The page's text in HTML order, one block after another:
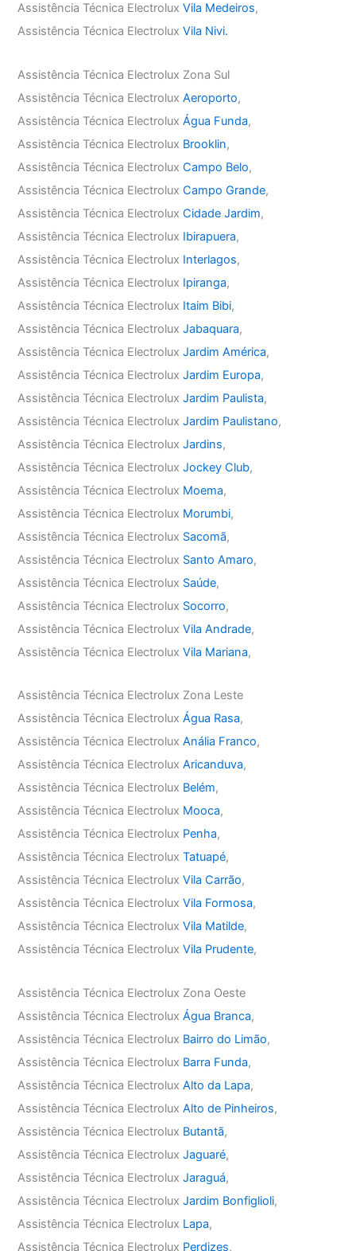
Assistência Técnica ElectroluxVila Medeiros,
Assistência Técnica ElectroluxVila Nivi.
Assistência Técnica Electrolux Zona Sul
Assistência Técnica ElectroluxAeroporto,
Assistência Técnica ElectroluxÁgua Funda,
Assistência Técnica Electrolux Brooklin,
Assistência Técnica ElectroluxCampo Belo,
Assistência Técnica ElectroluxCampo Grande,
Assistência Técnica ElectroluxCidade Jardim,
Assistência Técnica Electrolux Ibirapuera,
Assistência Técnica Electrolux Interlagos,
Assistência Técnica Electrolux Ipiranga,
Assistência Técnica Electrolux Itaim Bibi,
Assistência Técnica ElectroluxJabaquara,
Assistência Técnica ElectroluxJardim América,
Assistência Técnica ElectroluxJardim Europa,
Assistência Técnica ElectroluxJardim Paulista,
Assistência Técnica ElectroluxJardim Paulistano,
Assistência Técnica ElectroluxJardins,
Assistência Técnica ElectroluxJockey Club,
Assistência Técnica Electrolux Moema,
Assistência Técnica Electrolux Morumbi,
Assistência Técnica Electrolux Sacomã,
Assistência Técnica Electrolux Santo Amaro,
Assistência Técnica Electrolux Saúde,
Assistência Técnica Electrolux Socorro,
Assistência Técnica ElectroluxVila Andrade,
Assistência Técnica ElectroluxVila Mariana,
Assistência Técnica Electrolux Zona Leste
Assistência Técnica ElectroluxÁgua Rasa,
Assistência Técnica ElectroluxAnália Franco,
Assistência Técnica ElectroluxAricanduva,
Assistência Técnica Electrolux Belém,
Assistência Técnica Electrolux Mooca,
Assistência Técnica Electrolux Penha,
Assistência Técnica ElectroluxTatuapé,
Assistência Técnica ElectroluxVila Carrão,
Assistência Técnica ElectroluxVila Formosa,
Assistência Técnica ElectroluxVila Matilde,
Assistência Técnica ElectroluxVila Prudente,
Assistência Técnica Electrolux Zona Oeste
Assistência Técnica ElectroluxÁgua Branca,
Assistência Técnica Electrolux Bairro do Limão,
Assistência Técnica Electrolux Barra Funda,
Assistência Técnica ElectroluxAlto da Lapa,
Assistência Técnica ElectroluxAlto de Pinheiros,
Assistência Técnica Electrolux Butantã,
Assistência Técnica ElectroluxJaguaré,
Assistência Técnica ElectroluxJaraguá,
Assistência Técnica ElectroluxJardim Bonfiglioli,
Assistência Técnica Electrolux Lapa,
Assistência Técnica Electrolux Perdizes,